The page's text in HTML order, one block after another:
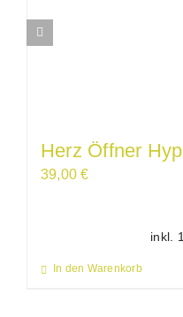
Herz Öffner
39,00€
inkl.
In den Warenkorb